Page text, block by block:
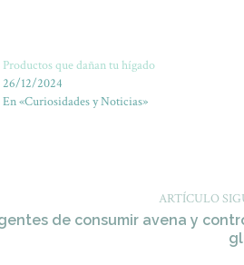
Productos que dañan tu hígado
26/12/2024
En «Curiosidades y Noticias»
ARTÍCULO
de consumir avena y